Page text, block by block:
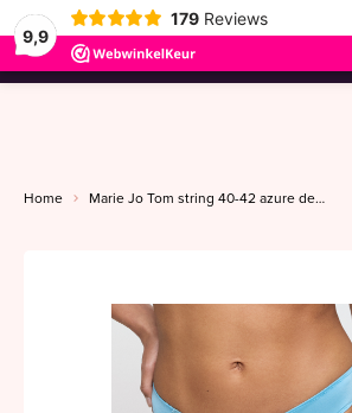
9,9
179 Reviews
menu
Home Marie Jo Tom string 40-42 azure delight